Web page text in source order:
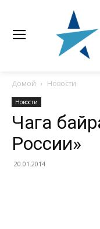
Домой Новости
Новости
Чага
России»
20.01.2014